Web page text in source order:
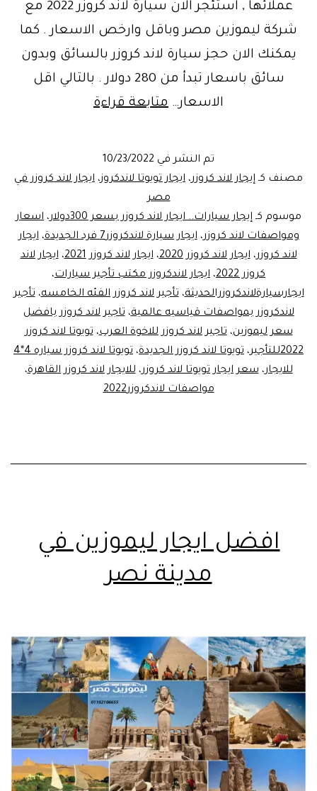
عملائها , استئجر الان سيارة لاند كروزر 2022 مع
شركة ليموزين مصر وباقل وارخص الاسعار . كما
يمكنك الان حجز سيارة لاند كروزر بالسائق وبدون
سائق باسعار تبدأ من 280 دولار . بالتالي اقل
الاسعار… متابعة قراءة
ديزل
ليموزين
مصر
تم النشر في 10/23/2022
مصنف كـ إيجار لاند كروزر، ايجار تويوتا لاندكروز، ايجار لاند كروزر في
مصر
موسوم كـ إيجار سيارات.. ايجار لاند كروزر بسعر 300دولار ، اسعار
ومواصفات لاند كروزر،ايجار سيارة لاندكروزر7 فرد الجديدة ،ايجار
لاند كروزر،ايجار لاند كروزر 2020 ،ايجار لاند كروزر 2021 ،ايجار لاند
كروزر 2022
، ايجار لاندكروزر مكتب تأجير سيارات،
ايجارسيارةلاندكروزرالحديثة،تأجير لاند كروزر الفئه الخامسه،تأجير
لاندكروزر بمواصفات قياسيه عالمية،تاجير لاند كروزر بافضل
سعر ليموزين،تاجير لاند كروزر للاخوة العرب،تويوتا لاند كروزر
2022للتأجير
، تويوتا لاند كروزر الجديدة،
تويوتا لاند كروزر سياره 4*4
للايجار،سعر ايجار تويوتا لاند كروزر،للايجار لاند كروزر القاهرة،
مواصفات لاندكروزر2022
افضل ايجار ليموزين في
مدينة نصر